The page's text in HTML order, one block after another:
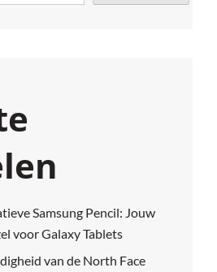
Samsung Pencil: Jouw
voor Galaxy Tablets
van de North Face